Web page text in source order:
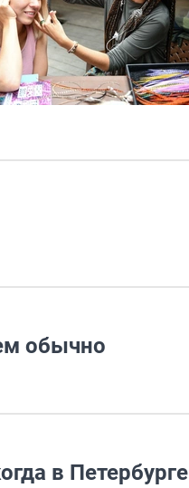
обычно
в Петербурге